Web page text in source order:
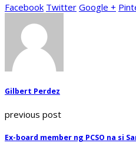
Facebook Twitter Google +
Gilbert Perdez
previous post
Ex-board member ng PCSO na si